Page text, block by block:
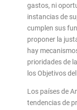
gastos, ni
instancias de
cumplen sus
proponer la
hay
prioridades de
los Objetivos
Los países de
tendencias de